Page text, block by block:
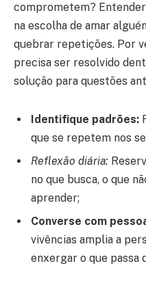
comprometem?
na escolha de amar
quebrar repetições. Por
precisa ser resolvido
solução para questões
Identifique padrões:
que se repetem nos
Reflexão diária:
no que busca, o que
aprender;
Converse com
vivências amplia a
enxergar o que passa